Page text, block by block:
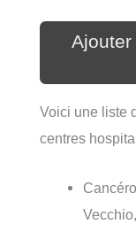
Voici une liste
centres
Vecchio,